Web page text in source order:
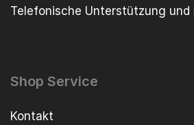
Telefonische Unterstützung und
Shop Service
Kontakt